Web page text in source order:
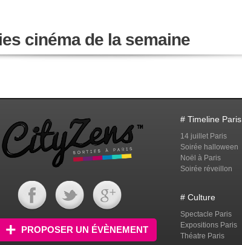
cinéma de la semaine
PROPOSER UN ÉVÈNEMENT
# Timeline Paris
14 juillet Paris
Soirée halloween
Noël à Paris
Soirée réveillon
# Culture
Spectacle Paris
Expositions Paris
Théatre Paris